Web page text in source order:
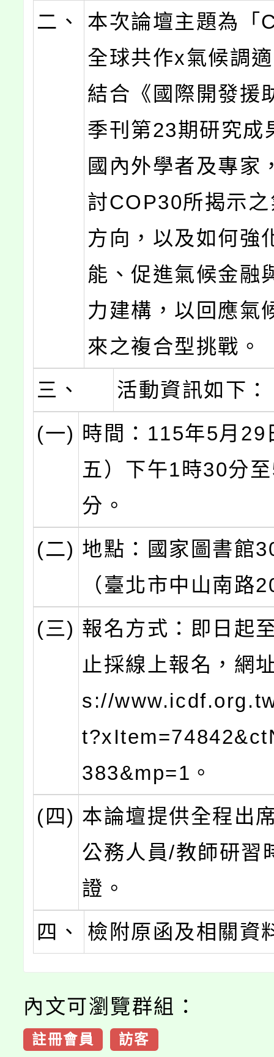
二、
本次論壇主題為「
全球共作x氣候調
結合《國際開發援
季刊第23期研究成
國內外學者及專家
討COP30所揭示
方向，以及如何強
能、促進氣候金融
力建構，以回應氣
來之複合型挑戰。
三、
活動資訊如下：
(一) 時間：115年5月29
五）下午1時30分
分。
(二) 地點：國家圖書館
（臺北市中山南路
(三) 報名方式：即日起
止採線上報名，網
s://
383&mp=1。
(四) 本論壇提供全程出
公務人員/教師研習
證。
四、
檢附原函及相關資
內文可瀏覽群組：
註冊會員 訪客